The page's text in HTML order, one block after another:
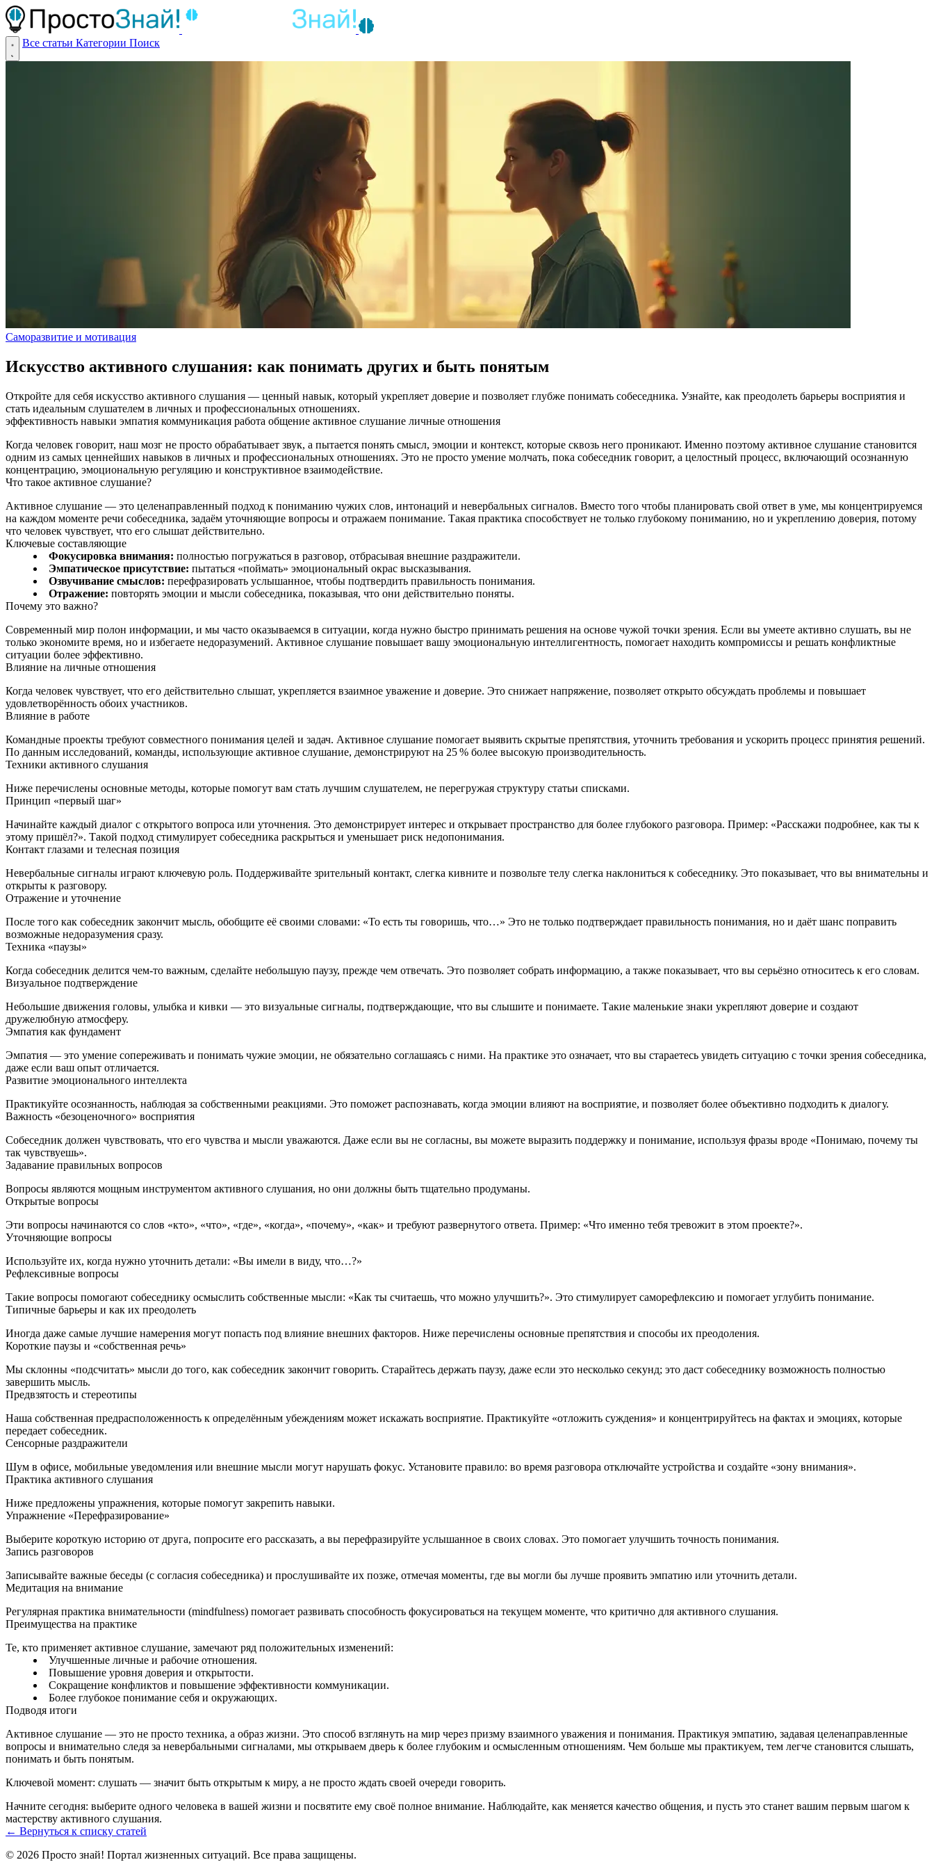
Все статьи Категории Поиск
Саморазвитие и мотивация
Искусство активного слушания: как понимать других и быть понятым
Откройте для себя искусство активного слушания — ценный навык, который укрепляет доверие и позволяет глубже понимать собеседника. Узнайте, как преодолеть барьеры восприятия и
стать идеальным слушателем в личных и профессиональных отношениях.
эффективность навыки эмпатия коммуникация работа общение активное слушание личные отношения
Когда человек говорит, наш мозг не просто обрабатывает звук, а пытается понять смысл, эмоции и контекст, которые сквозь него проникают. Именно поэтому активное слушание становится
одним из самых ценнейших навыков в личных и профессиональных отношениях. Это не просто умение молчать, пока собеседник говорит, а целостный процесс, включающий осознанную
концентрацию, эмоциональную регуляцию и конструктивное взаимодействие.
Что такое активное слушание?
Активное слушание — это целенаправленный подход к пониманию чужих слов, интонаций и невербальных сигналов. Вместо того чтобы планировать свой ответ в уме, мы концентрируемся
на каждом моменте речи собеседника, задаём уточняющие вопросы и отражаем понимание. Такая практика способствует не только глубокому пониманию, но и укреплению доверия, потому
что человек чувствует, что его слышат действительно.
Ключевые составляющие
Фокусировка внимания: полностью погружаться в разговор, отбрасывая внешние раздражители.
Эмпатическое присутствие: пытаться «поймать» эмоциональный окрас высказывания.
Озвучивание смыслов: перефразировать услышанное, чтобы подтвердить правильность понимания.
Отражение: повторять эмоции и мысли собеседника, показывая, что они действительно поняты.
Почему это важно?
Современный мир полон информации, и мы часто оказываемся в ситуации, когда нужно быстро принимать решения на основе чужой точки зрения. Если вы умеете активно слушать, вы не
только экономите время, но и избегаете недоразумений. Активное слушание повышает вашу эмоциональную интеллигентность, помогает находить компромиссы и решать конфликтные
ситуации более эффективно.
Влияние на личные отношения
Когда человек чувствует, что его действительно слышат, укрепляется взаимное уважение и доверие. Это снижает напряжение, позволяет открыто обсуждать проблемы и повышает
удовлетворённость обоих участников.
Влияние в работе
Командные проекты требуют совместного понимания целей и задач. Активное слушание помогает выявить скрытые препятствия, уточнить требования и ускорить процесс принятия решений.
По данным исследований, команды, использующие активное слушание, демонстрируют на 25 % более высокую производительность.
Техники активного слушания
Ниже перечислены основные методы, которые помогут вам стать лучшим слушателем, не перегружая структуру статьи списками.
Принцип «первый шаг»
Начинайте каждый диалог с открытого вопроса или уточнения. Это демонстрирует интерес и открывает пространство для более глубокого разговора. Пример: «Расскажи подробнее, как ты к
этому пришёл?». Такой подход стимулирует собеседника раскрыться и уменьшает риск недопонимания.
Контакт глазами и телесная позиция
Невербальные сигналы играют ключевую роль. Поддерживайте зрительный контакт, слегка кивните и позвольте телу слегка наклониться к собеседнику. Это показывает, что вы внимательны и
открыты к разговору.
Отражение и уточнение
После того как собеседник закончит мысль, обобщите её своими словами: «То есть ты говоришь, что…» Это не только подтверждает правильность понимания, но и даёт шанс поправить
возможные недоразумения сразу.
Техника «паузы»
Когда собеседник делится чем‑то важным, сделайте небольшую паузу, прежде чем отвечать. Это позволяет собрать информацию, а также показывает, что вы серьёзно относитесь к его словам.
Визуальное подтверждение
Небольшие движения головы, улыбка и кивки — это визуальные сигналы, подтверждающие, что вы слышите и понимаете. Такие маленькие знаки укрепляют доверие и создают
дружелюбную атмосферу.
Эмпатия как фундамент
Эмпатия — это умение сопереживать и понимать чужие эмоции, не обязательно соглашаясь с ними. На практике это означает, что вы стараетесь увидеть ситуацию с точки зрения собеседника,
даже если ваш опыт отличается.
Развитие эмоционального интеллекта
Практикуйте осознанность, наблюдая за собственными реакциями. Это поможет распознавать, когда эмоции влияют на восприятие, и позволяет более объективно подходить к диалогу.
Важность «безоценочного» восприятия
Собеседник должен чувствовать, что его чувства и мысли уважаются. Даже если вы не согласны, вы можете выразить поддержку и понимание, используя фразы вроде «Понимаю, почему ты
так чувствуешь».
Задавание правильных вопросов
Вопросы являются мощным инструментом активного слушания, но они должны быть тщательно продуманы.
Открытые вопросы
Эти вопросы начинаются со слов «кто», «что», «где», «когда», «почему», «как» и требуют развернутого ответа. Пример: «Что именно тебя тревожит в этом проекте?».
Уточняющие вопросы
Используйте их, когда нужно уточнить детали: «Вы имели в виду, что…?»
Рефлексивные вопросы
Такие вопросы помогают собеседнику осмыслить собственные мысли: «Как ты считаешь, что можно улучшить?». Это стимулирует саморефлексию и помогает углубить понимание.
Типичные барьеры и как их преодолеть
Иногда даже самые лучшие намерения могут попасть под влияние внешних факторов. Ниже перечислены основные препятствия и способы их преодоления.
Короткие паузы и «собственная речь»
Мы склонны «подсчитать» мысли до того, как собеседник закончит говорить. Старайтесь держать паузу, даже если это несколько секунд; это даст собеседнику возможность полностью
завершить мысль.
Предвзятость и стереотипы
Наша собственная предрасположенность к определённым убеждениям может искажать восприятие. Практикуйте «отложить суждения» и концентрируйтесь на фактах и эмоциях, которые
передает собеседник.
Сенсорные раздражители
Шум в офисе, мобильные уведомления или внешние мысли могут нарушать фокус. Установите правило: во время разговора отключайте устройства и создайте «зону внимания».
Практика активного слушания
Ниже предложены упражнения, которые помогут закрепить навыки.
Упражнение «Перефразирование»
Выберите короткую историю от друга, попросите его рассказать, а вы перефразируйте услышанное в своих словах. Это помогает улучшить точность понимания.
Запись разговоров
Записывайте важные беседы (с согласия собеседника) и прослушивайте их позже, отмечая моменты, где вы могли бы лучше проявить эмпатию или уточнить детали.
Медитация на внимание
Регулярная практика внимательности (mindfulness) помогает развивать способность фокусироваться на текущем моменте, что критично для активного слушания.
Преимущества на практике
Те, кто применяет активное слушание, замечают ряд положительных изменений:
Улучшенные личные и рабочие отношения.
Повышение уровня доверия и открытости.
Сокращение конфликтов и повышение эффективности коммуникации.
Более глубокое понимание себя и окружающих.
Подводя итоги
Активное слушание — это не просто техника, а образ жизни. Это способ взглянуть на мир через призму взаимного уважения и понимания. Практикуя эмпатию, задавая целенаправленные
вопросы и внимательно следя за невербальными сигналами, мы открываем дверь к более глубоким и осмысленным отношениям. Чем больше мы практикуем, тем легче становится слышать,
понимать и быть понятым.
Ключевой момент: слушать — значит быть открытым к миру, а не просто ждать своей очереди говорить.
Начните сегодня: выберите одного человека в вашей жизни и посвятите ему своё полное внимание. Наблюдайте, как меняется качество общения, и пусть это станет вашим первым шагом к
мастерству активного слушания.
← Вернуться к списку статей
© 2026 Просто знай! Портал жизненных ситуаций. Все права защищены.